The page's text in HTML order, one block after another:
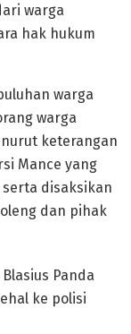
warga
hak hukum
warga
warga
keterangan
Mance yang
disaksikan
dan pihak
Panda
ke polisi